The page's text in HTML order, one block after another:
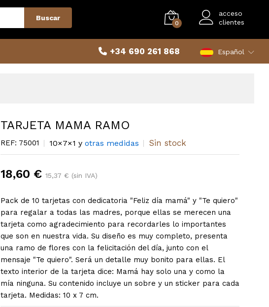
Buscar
0
acceso
clientes
+34 690 261 868 Español
TARJETA MAMA RAMO
REF: 75001 10×7×1 y otras medidas Sin stock
18,60 € 15,37 € (sin IVA)
Pack de 10 tarjetas con dedicatoria "Feliz día mamá" y "Te quiero"
para regalar a todas las madres, porque ellas se merecen una
tarjeta como agradecimiento para recordarles lo importantes
que son en nuestra vida. Su diseño es muy completo, presenta
una ramo de flores con la felicitación del día, junto con el
mensaje "Te quiero". Será un detalle muy bonito para ellas. El
texto interior de la tarjeta dice: Mamá hay solo una y como la
mía ninguna. Su contenido incluye un sobre y un sticker para cada
tarjeta. Medidas: 10 x 7 cm.